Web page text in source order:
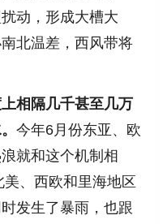
动，形成大槽大
北温差，西风带将
相隔几千甚至几万
今年6月份东亚、欧
就和这个机制相
、西欧和里海地区
发生了暴雨，也跟